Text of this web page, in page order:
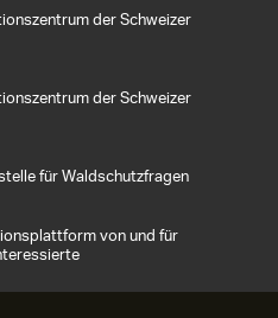
der Schweizer
der Schweizer
für Waldschutzfragen
von und für